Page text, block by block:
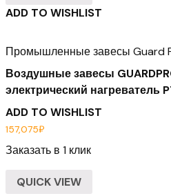
ADD TO WISHLIST
Промышленные завесы Guard
Воздушные завесы
электрический нагреватель
ADD TO WISHLIST
157,075₽
Заказать в 1 клик
QUICK VIEW